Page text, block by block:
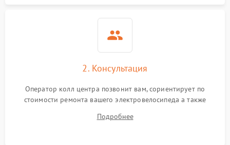
2. Консультация
Оператор колл центра позвонит вам, сориентирует по
стоимости ремонта вашего электровелосипеда а также
Подробнее